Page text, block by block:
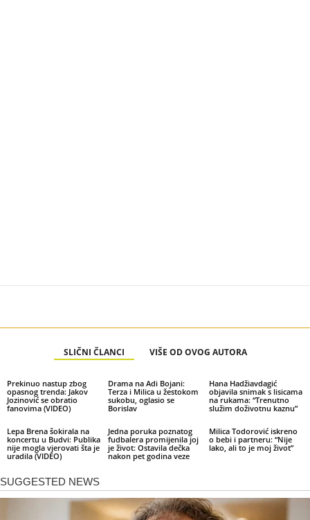
SLIČNI ČLANCI VIŠE OD OVOG AUTORA
Prekinuo nastup zbog
opasnog trenda: Jakov
Jozinović se obratio
fanovima (VIDEO)
Drama na Adi Bojani:
Terza i Milica u žestokom
sukobu, oglasio se
Borislav
Hana Hadžiavdagić
objavila snimak s lisicama
na rukama: “Trenutno
služim doživotnu kaznu”
Lepa Brena šokirala na
koncertu u Budvi: Publika
nije mogla vjerovati šta je
uradila (VIDEO)
Jedna poruka poznatog
fudbalera promijenila joj
je život: Ostavila dečka
nakon pet godina veze
Milica Todorović iskreno
o bebi i partneru: “Nije
lako, ali to je moj život”